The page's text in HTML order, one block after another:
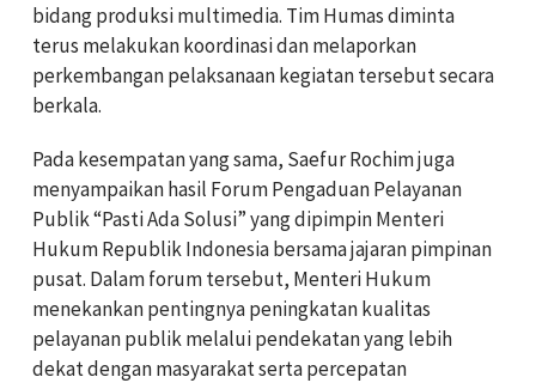
bidang produksi multimedia. Tim Humas diminta
terus melakukan koordinasi dan melaporkan
perkembangan pelaksanaan kegiatan tersebut secara
berkala.
Pada kesempatan yang sama, Saefur Rochim juga
menyampaikan hasil Forum Pengaduan Pelayanan
Publik “Pasti Ada Solusi” yang dipimpin Menteri
Hukum Republik Indonesia bersama jajaran pimpinan
pusat. Dalam forum tersebut, Menteri Hukum
menekankan pentingnya peningkatan kualitas
pelayanan publik melalui pendekatan yang lebih
dekat dengan masyarakat serta percepatan